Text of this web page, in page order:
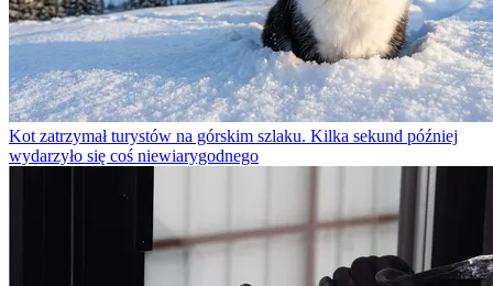
Kot zatrzymał turystów na górskim szlaku. Kilka sekund później
wydarzyło się coś niewiarygodnego